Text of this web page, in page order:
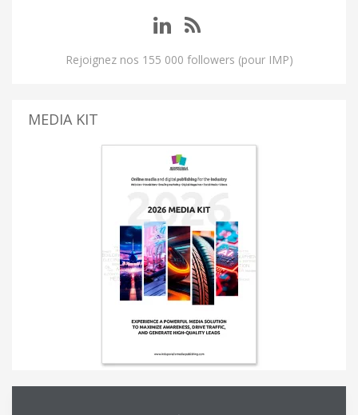
Rejoignez nos 155 000 followers (pour IMP)
MEDIA KIT